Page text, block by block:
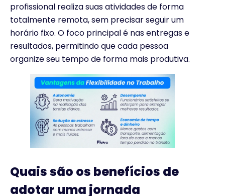
profissional realiza suas atividades de forma
totalmente remota, sem precisar seguir um
horário fixo. O foco principal é nas entregas e
resultados, permitindo que cada pessoa
organize seu tempo de forma mais produtiva.
Quais são os benefícios de
adotar uma jornada